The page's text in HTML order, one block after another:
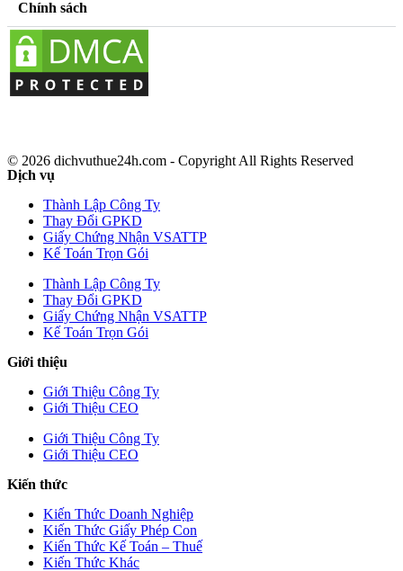
Chính sách
© 2026 dichvuthue24h.com - Copyright All Rights Reserved
Dịch vụ
Thành Lập Công Ty
Thay Đổi GPKD
Giấy Chứng Nhận VSATTP
Kế Toán Trọn Gói
Thành Lập Công Ty
Thay Đổi GPKD
Giấy Chứng Nhận VSATTP
Kế Toán Trọn Gói
Giới thiệu
Giới Thiệu Công Ty
Giới Thiệu CEO
Giới Thiệu Công Ty
Giới Thiệu CEO
Kiến thức
Kiến Thức Doanh Nghiệp
Kiến Thức Giấy Phép Con
Kiến Thức Kế Toán – Thuế
Kiến Thức Khác